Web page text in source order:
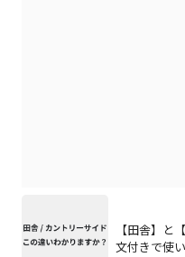
【田舎】と
文付きで使